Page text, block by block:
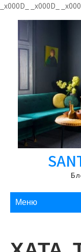
_x000D_ _x000D_
Меню